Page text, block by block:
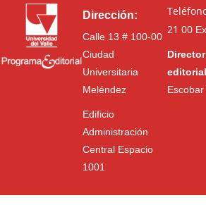
Dirección:
Calle 13 # 100-00
Ciudad
Universitaria
Meléndez
Edificio
Administración
Central Espacio
1001
21 00